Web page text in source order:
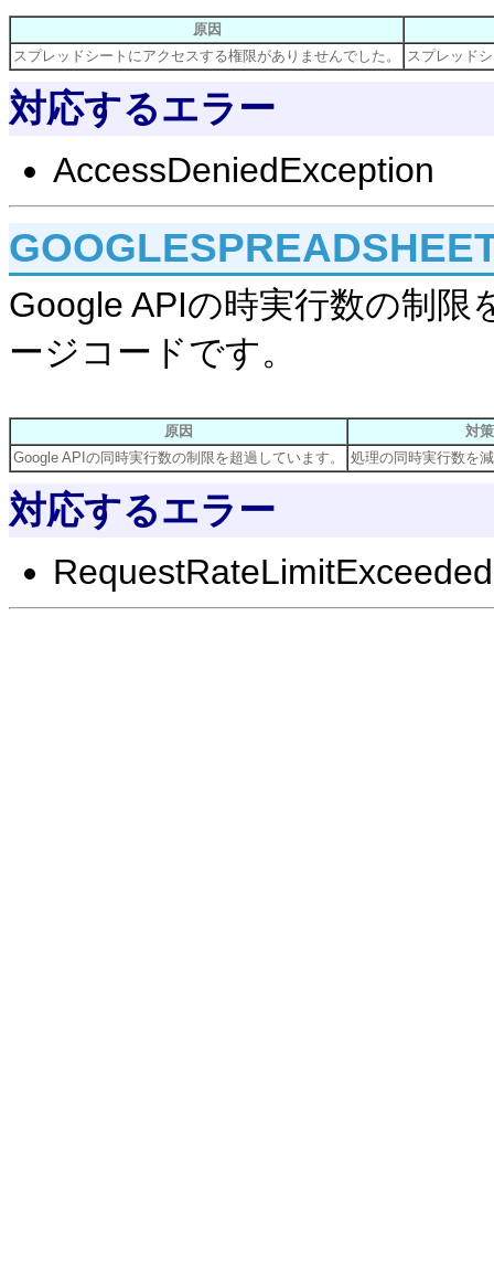
原因
スプレッドシートにアクセスする権限がありませんでした。
スプレッド
対応するエラー
AccessDeniedException
Google APIの時実行数の制
ージコードです。
原因
対策
Google APIの同時実行数の制限を超過しています。
処理の同時実行数を
対応するエラー